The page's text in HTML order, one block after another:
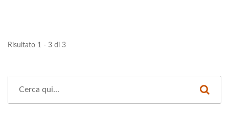
Risultato 1 - 3 di 3